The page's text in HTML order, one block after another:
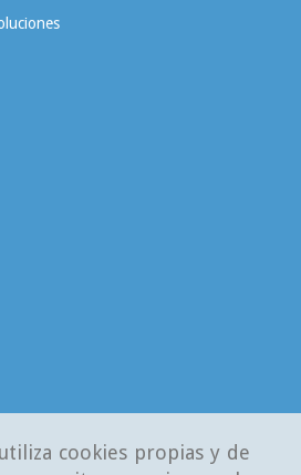
cookies propias y de